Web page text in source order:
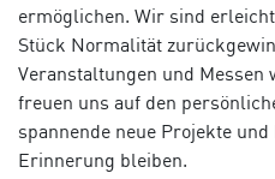
ermöglichen. Wir sind
Stück Normalität
Veranstaltungen und
freuen uns auf den
spannende neue Projekte
Erinnerung bleiben.